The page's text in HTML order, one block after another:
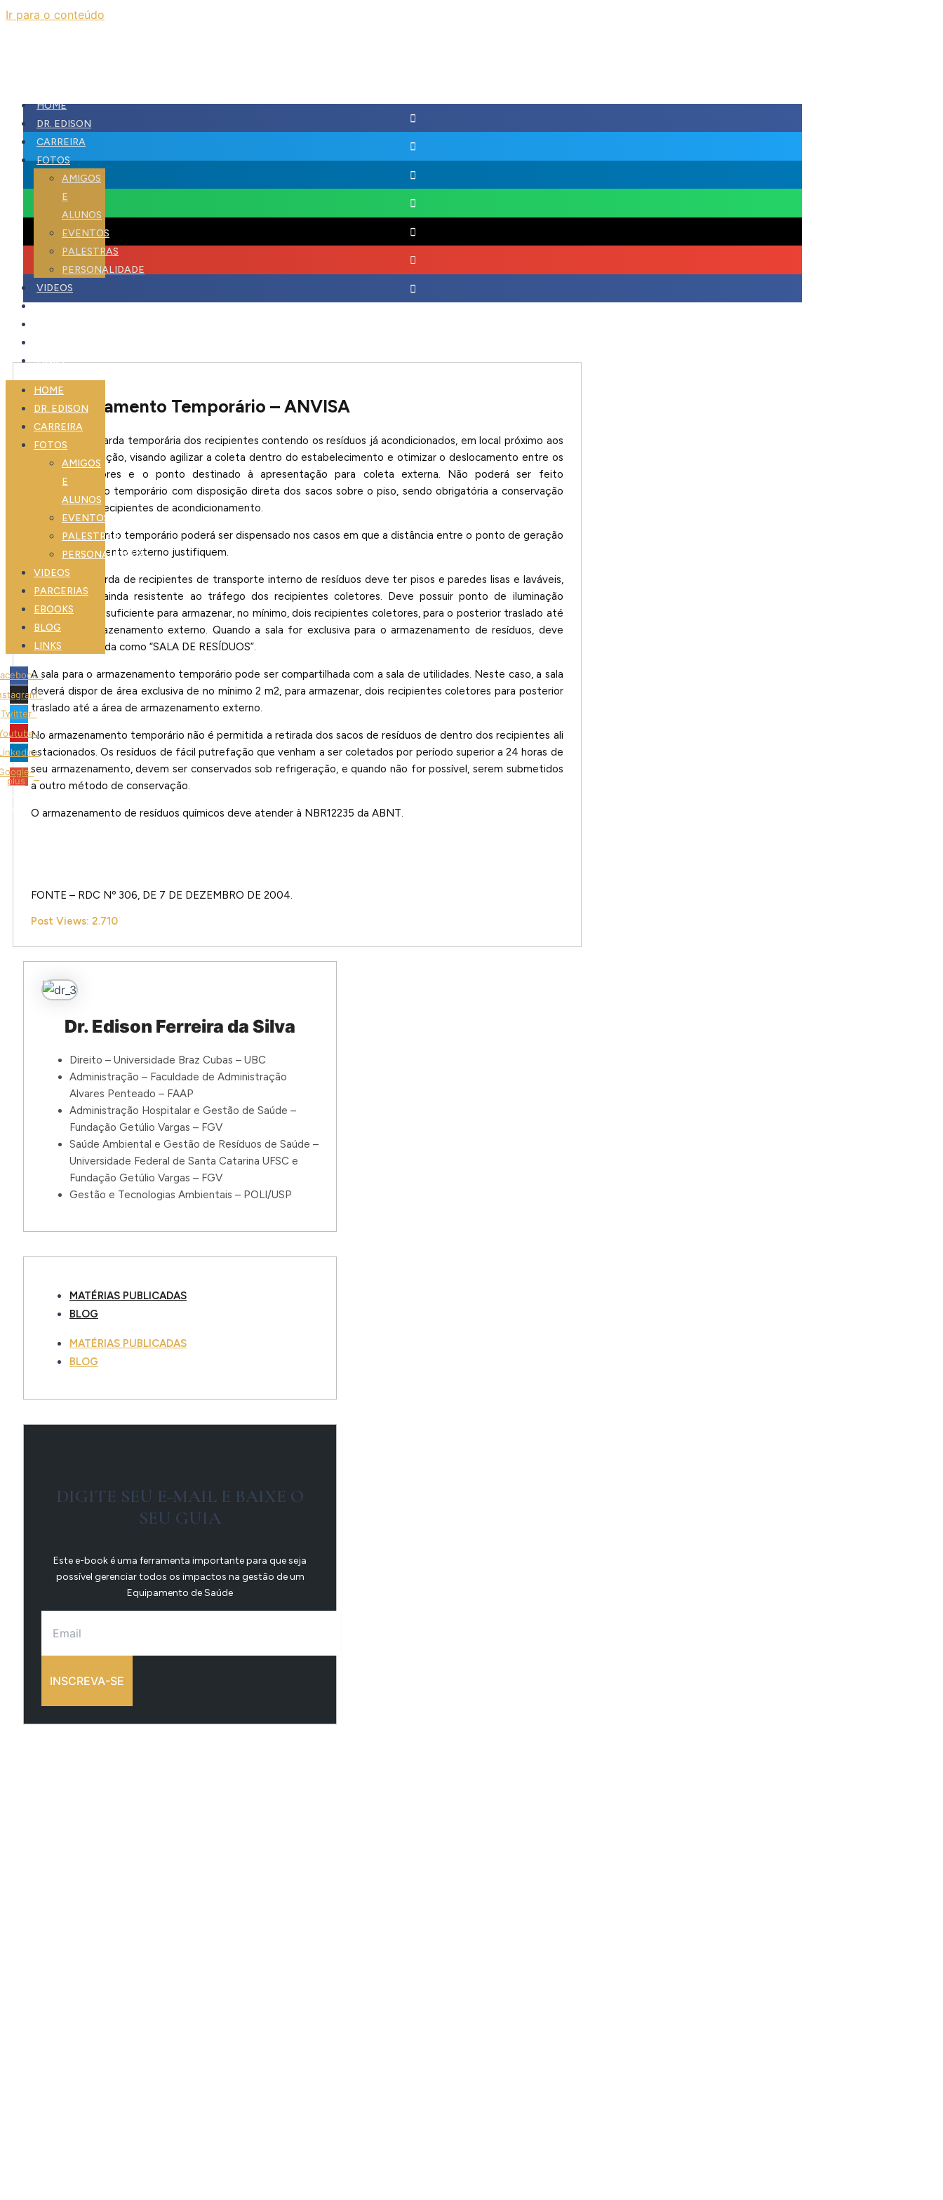
Ir para o conteúdo
HOME
DR. EDISON
CARREIRA
FOTOS
AMIGOS
E
ALUNOS
EVENTOS
PALESTRAS
PERSONALIDADE
VIDEOS
PARCERIAS
LINKS
HOME
DR. EDISON
CARREIRA
FOTOS
AMIGOS
E
ALUNOS
EVENTOS
PALESTRAS
PERSONALIDADE
VIDEOS
PARCERIAS
EBOOKS
BLOG
LINKS
Twitter
plus
Armazenamento Temporário – ANVISA
Consiste na guarda temporária dos recipientes contendo os resíduos já acondicionados, em local próximo aos
pontos de geração, visando agilizar a coleta dentro do estabelecimento e otimizar o deslocamento entre os
pontos geradores e o ponto destinado à apresentação para coleta externa. Não poderá ser feito
armazenamento temporário com disposição direta dos sacos sobre o piso, sendo obrigatória a conservação
dos sacos em recipientes de acondicionamento.
O armazenamento temporário poderá ser dispensado nos casos em que a distância entre o ponto de geração
e o armazenamento externo justifiquem.
A sala para guarda de recipientes de transporte interno de resíduos deve ter pisos e paredes lisas e laváveis,
sendo o piso ainda resistente ao tráfego dos recipientes coletores. Deve possuir ponto de iluminação
artificial e área suficiente para armazenar, no mínimo, dois recipientes coletores, para o posterior traslado até
a área de armazenamento externo. Quando a sala for exclusiva para o armazenamento de resíduos, deve
estar identificada como “SALA DE RESÍDUOS”.
A sala para o armazenamento temporário pode ser compartilhada com a sala de utilidades. Neste caso, a sala
deverá dispor de área exclusiva de no mínimo 2 m2, para armazenar, dois recipientes coletores para posterior
traslado até a área de armazenamento externo.
No armazenamento temporário não é permitida a retirada dos sacos de resíduos de dentro dos recipientes ali
estacionados. Os resíduos de fácil putrefação que venham a ser coletados por período superior a 24 horas de
seu armazenamento, devem ser conservados sob refrigeração, e quando não for possível, serem submetidos
a outro método de conservação.
O armazenamento de resíduos químicos deve atender à NBR12235 da ABNT.
FONTE – RDC Nº 306, DE 7 DE DEZEMBRO DE 2004.
Post Views: 2.710
Dr. Edison Ferreira da Silva
Direito – Universidade Braz Cubas – UBC
Administração – Faculdade de Administração
Alvares Penteado – FAAP
Administração Hospitalar e Gestão de Saúde –
Fundação Getúlio Vargas – FGV
Saúde Ambiental e Gestão de Resíduos de Saúde –
Universidade Federal de Santa Catarina UFSC e
Fundação Getúlio Vargas – FGV
Gestão e Tecnologias Ambientais – POLI/USP
MATÉRIAS PUBLICADAS
BLOG
MATÉRIAS PUBLICADAS
BLOG
DIGITE SEU E-MAIL E BAIXE O
SEU GUIA
Este e-book é uma ferramenta importante para que seja
possível gerenciar todos os impactos na gestão de um
Equipamento de Saúde
INSCREVA-SE